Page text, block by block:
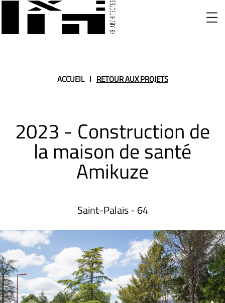
ACCUEIL I RETOUR AUX PROJETS
2023 - Construction de
la maison de santé
Amikuze
Saint-Palais - 64